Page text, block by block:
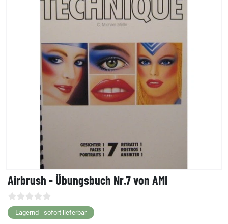
Airbrush - Übungsbuch Nr.7 von AMI
Lagernd - sofort lieferbar